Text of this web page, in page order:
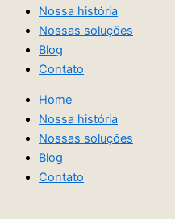
Nossa história
Nossas soluções
Blog
Contato
Home
Nossa história
Nossas soluções
Blog
Contato